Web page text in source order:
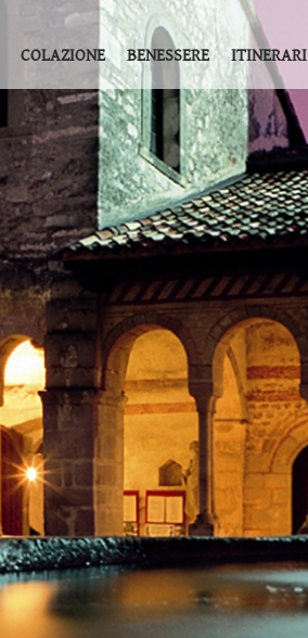
COLAZIONE BENESSERE ITINERARI